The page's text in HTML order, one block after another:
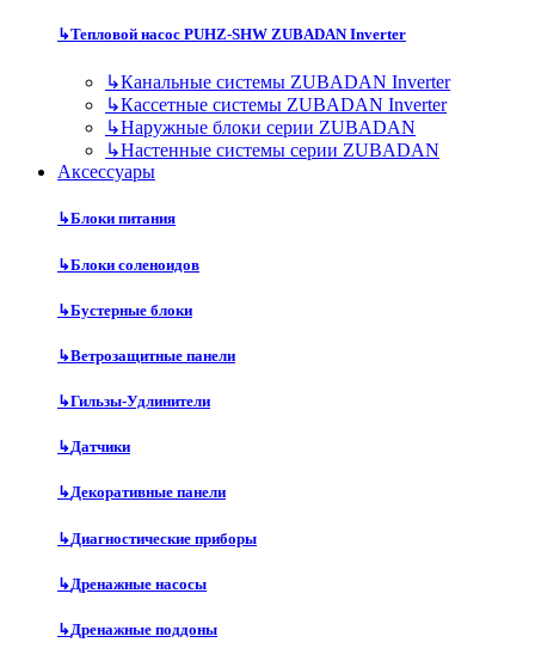
↳Тепловой насос PUHZ-SHW ZUBADAN Inverter
↳Канальные системы ZUBADAN Inverter
↳Кассетные системы ZUBADAN Inverter
↳Наружные блоки серии ZUBADAN
↳Настенные системы серии ZUBADAN
Аксесcуары
↳Блоки питания
↳Блоки соленоидов
↳Бустерные блоки
↳Ветрозащитные панели
↳Гильзы-Удлинители
↳Датчики
↳Декоративные панели
↳Диагностические приборы
↳Дренажные насосы
↳Дренажные поддоны